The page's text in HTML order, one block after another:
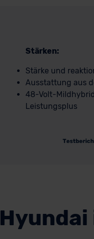
Stärken:
Stärke und
Ausstattung aus
48-Volt-
Leistungsplus
Hyundai